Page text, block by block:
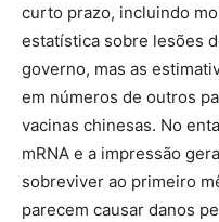
curto prazo, incluindo
estatística sobre lesões
governo, mas as
em números de outros
vacinas chinesas. No
mRNA e a impressão
sobreviver ao primeiro
parecem causar danos